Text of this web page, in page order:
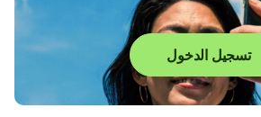
تسجيل الدخول